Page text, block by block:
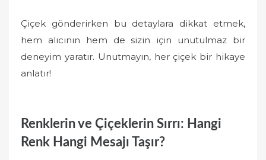
Çiçek gönderirken bu detaylara dikkat etmek,
hem alıcının hem de sizin için unutulmaz bir
deneyim yaratır. Unutmayın, her çiçek bir hikaye
anlatır!
Renklerin ve Çiçeklerin Sırrı: Hangi
Renk Hangi Mesajı Taşır?